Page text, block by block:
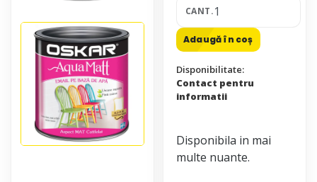
CANT.
Adaugă în coș
Disponibilitate:
Contact pentru
informatii
Disponibila in mai
multe nuante.